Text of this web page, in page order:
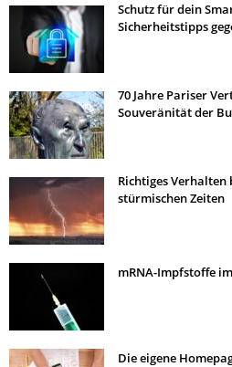
Schutz für dein
Sicherheitstipps
70 Jahre Pariser
Souveränität der
Richtiges
stürmischen Zeiten
mRNA-Impfstoffe
Die eigene